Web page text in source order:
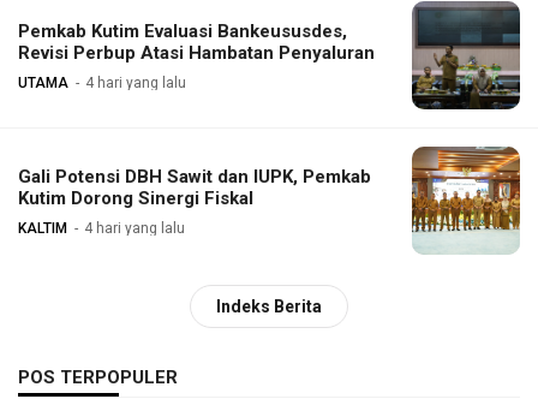
Pemkab Kutim Evaluasi Bankeususdes,
Revisi Perbup Atasi Hambatan Penyaluran
UTAMA 4 hari yang lalu
Gali Potensi DBH Sawit dan IUPK, Pemkab
Kutim Dorong Sinergi Fiskal
KALTIM 4 hari yang lalu
Indeks Berita
POS TERPOPULER